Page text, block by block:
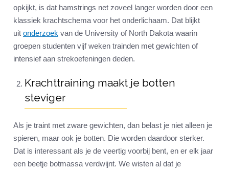
opkijkt, is dat hamstrings net zoveel langer worden door een
klassiek krachtschema voor het onderlichaam. Dat blijkt
uit onderzoek van de University of North Dakota waarin
groepen studenten vijf weken trainden met gewichten of
intensief aan strekoefeningen deden.
Krachttraining maakt je botten
steviger
Als je traint met zware gewichten, dan belast je niet alleen je
spieren, maar ook je botten. Die worden daardoor sterker.
Dat is interessant als je de veertig voorbij bent, en er elk jaar
een beetje botmassa verdwijnt. We wisten al dat je